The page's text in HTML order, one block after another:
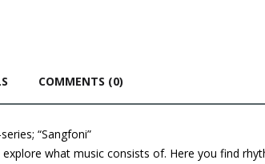
COMMENTS (0)
“Sangfoni”
explore what music consists of. Here you find